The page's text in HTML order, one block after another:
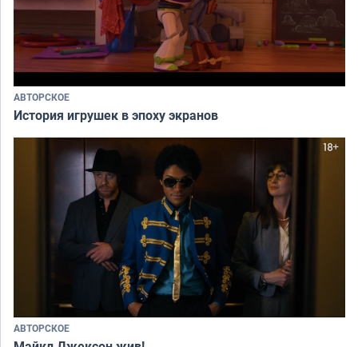
АВТОРСКОЕ
История игрушек в эпоху экранов
АВТОРСКОЕ